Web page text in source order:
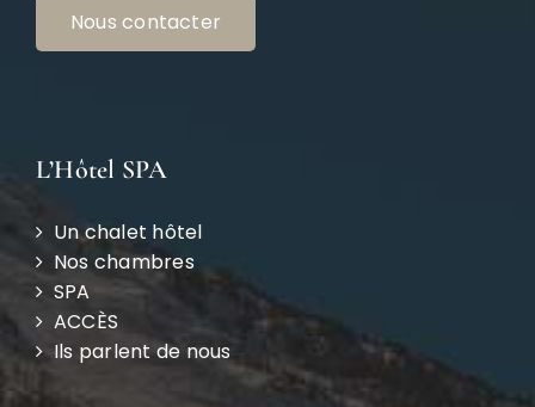
Nous contacter
L’Hôtel SPA
Un chalet hôtel
Nos chambres
SPA
ACCÈS
Ils parlent de nous